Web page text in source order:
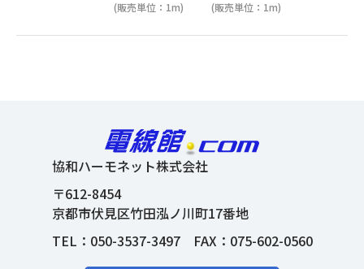
(販売単位：1m) (販売単位：1m)
協和ハーモネット株式会社
〒612-8454
京都市伏見区竹田泓ノ川町17番地
TEL： 050-3537-3497FAX：075-602-0560